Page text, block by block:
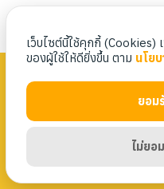
Privacy Policy
Copyright 2023
เว็บไซต์นี้ใช้คุกกี้
ของผู้ใช้ให้ดียิ่งขึ้น ตาม นโย
ยอม
ไม่ยอ